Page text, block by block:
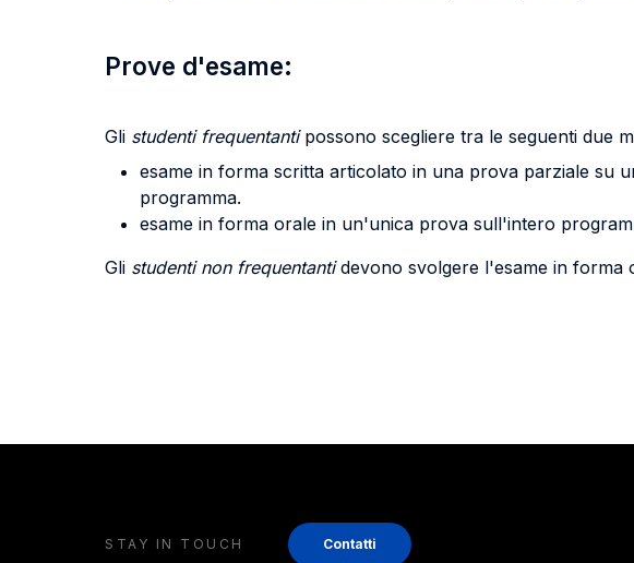
Prove d'esame:
Gli studenti frequentantipossono scegliere tra le seguenti due
esame in forma scritta articolato in una prova parziale su
programma.
esame in forma orale in un'unica prova sull'intero
Gli studenti non frequentantidevono svolgere l'esame in forma
STAY IN TOUCH Contatti